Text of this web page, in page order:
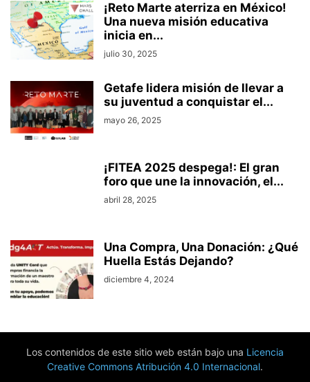
¡Reto Marte aterriza en México!
Una nueva misión educativa
inicia en...
julio 30, 2025
Getafe lidera misión de llevar a
su juventud a conquistar el...
mayo 26, 2025
¡FITEA 2025 despega!: El gran
foro que une la innovación, el...
abril 28, 2025
Una Compra, Una Donación: ¿Qué
Huella Estás Dejando?
diciembre 4, 2024
Los contenidos de este sitio web están bajo una Licencia
Creative Commons Atribución 4.0 Internacional.